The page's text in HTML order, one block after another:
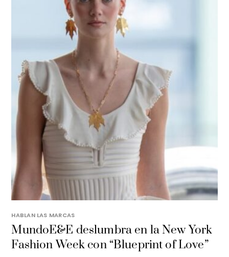
HABLAN LAS MARCAS
MundoE&E deslumbra en la New York
Fashion Week con “Blueprint of Love”